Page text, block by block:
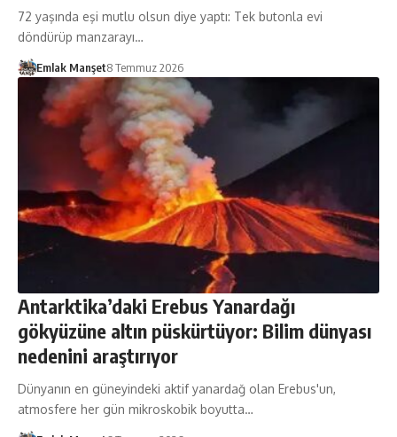
72 yaşında eşi mutlu olsun diye yaptı: Tek butonla evi
döndürüp manzarayı…
Emlak Manşet8 Temmuz 2026
Antarktika’daki Erebus Yanardağı
gökyüzüne altın püskürtüyor: Bilim dünyası
nedenini araştırıyor
Dünyanın en güneyindeki aktif yanardağ olan Erebus'un,
atmosfere her gün mikroskobik boyutta…